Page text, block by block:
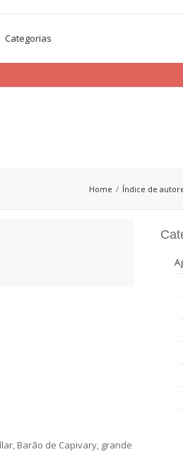
Categorias
Home Índice de
Barão de Capivary, grande